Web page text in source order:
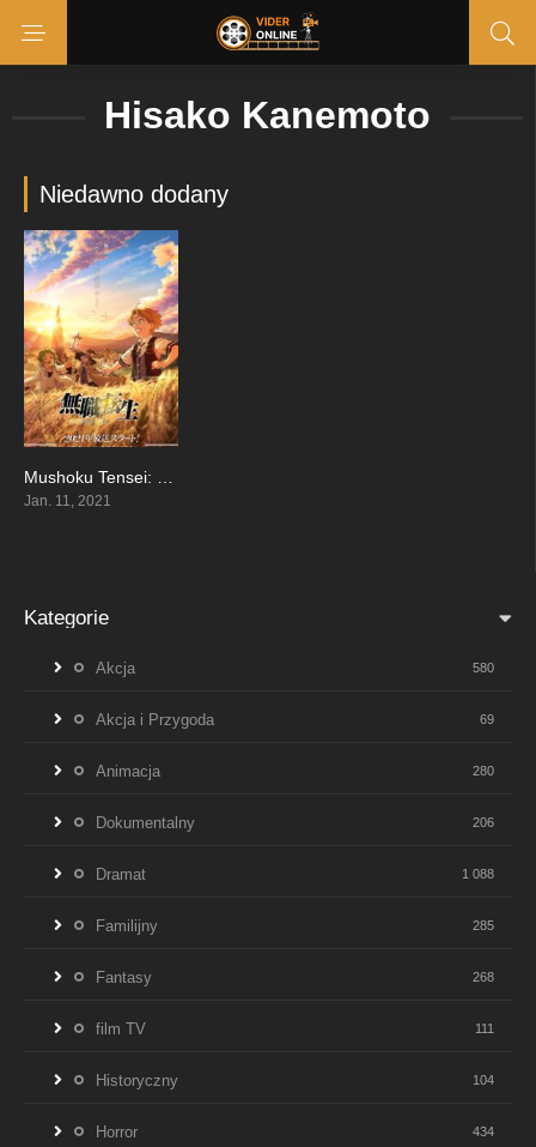
Hisako Kanemoto
Niedawno dodany
8.646
Jan. 11, 2021
Kategorie
Akcja 580
Akcja i Przygoda 69
Animacja 280
Dokumentalny 206
Dramat 1 088
Familijny 285
Fantasy 268
film TV 111
Historyczny 104
Horror 434